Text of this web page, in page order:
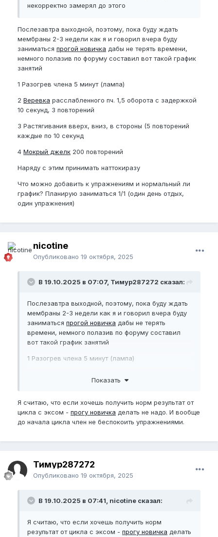
некорректно замерял до этого
Послезавтра выходной, поэтому, пока буду ждать
мембраны 2-3 недели как я и говорил вчера буду
заниматься прогой новичка дабы не терять времени,
немного полазив по форуму составил вот такой график
занятий
1 Разогрев члена 5 минут (лампа)
2 Веревка расслабленного пч. 1,5 оборота с задержкой
10 секунд, 3 повторений
3 Растягивания вверх, вниз, в стороны (5 повторений
каждые по 10 секунд
4 Мокрый джелк 200 повторений
Наряду с этим принимать наттокиразу
Что можно добавить к упражнениям и нормальный ли
график? Планирую заниматься 1/1 (один день отдых,
один упражнения)
nicotine
Опубликовано 19 октября, 2025
В 19.10.2025 в 07:07, Тимур287272 сказал:
Послезавтра выходной, поэтому, пока буду ждать
мембраны 2-3 недели как я и говорил вчера буду
заниматься прогой новичка дабы не терять
времени, немного полазив по форуму составил
вот такой график занятий
1 Разогрев члена 5 минут (лампа)
задержкой 10 секунд, 3 повторений
3 Растягивания вверх, вниз, в стороны (5
повторений каждые по 10 секунд
4Мокрый джелк200 повторений
Наряду с этим принимать наттокиразу
ли график? Планирую заниматься 1/1 (один день
отдых, один упражнения)
Показать
Я считаю, что если хочешь получить норм результат от
цикла с эксом - прогу новичка делать не надо. И вообще
до начала цикла член не беспокоить упражнениями.
Тимур287272
Опубликовано 19 октября, 2025
В 19.10.2025 в 07:41, nicotine сказал:
Я считаю, что если хочешь получить норм
результат от цикла с эксом - прогу новичка делать